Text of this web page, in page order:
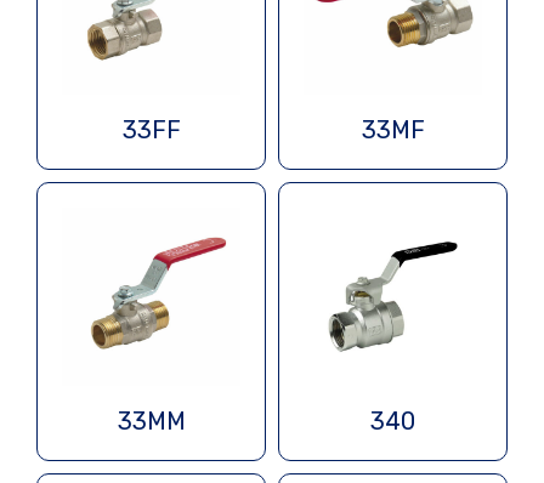
33FF 33MF
33MM 340